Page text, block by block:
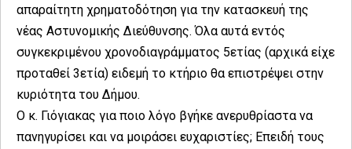
απαραίτητη χρηματοδότηση για την κατασκευή της
νέας Αστυνομικής Διεύθυνσης. Όλα αυτά εντός
συγκεκριμένου χρονοδιαγράμματος 5ετίας (αρχικά είχε
προταθεί 3ετία) ειδεμή το κτήριο θα επιστρέψει στην
κυριότητα του Δήμου.
Ο κ. Γιόγιακας για ποιο λόγο βγήκε ανερυθρίαστα να
πανηγυρίσει και να μοιράσει ευχαριστίες; Επειδή τους